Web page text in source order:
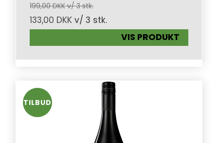
199,00 DKK v/ 3 stk.
133,00 DKK v/ 3 stk.
VIS PRODUKT
TILBUD